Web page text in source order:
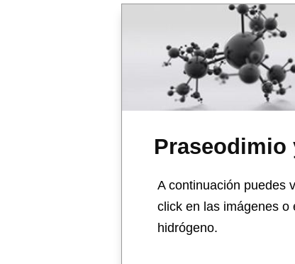
Praseodimio
A continuación puedes
click en las imágenes o
hidrógeno.